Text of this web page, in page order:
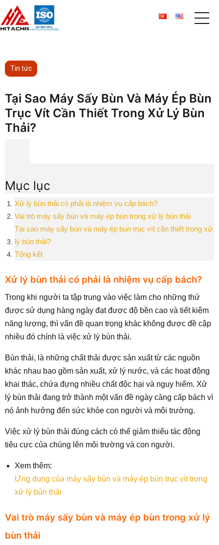
Tin tức
Tại Sao Máy Sấy Bùn Và Máy Ép Bùn
Trục Vít Cần Thiết Trong Xử Lý Bùn
Thải?
Mục lục
Xử lý bùn thải có phải là nhiệm vụ cấp bách?
Vai trò máy sấy bùn và máy ép bùn trong xử lý bùn thải
Tại sao máy sấy bùn và máy ép bùn trục vít cần thiết trong xử
lý bùn thải?
Tổng kết
Xử lý bùn thải có phải là nhiệm vụ cấp bách?
Trong khi người ta tập trung vào việc làm cho những thứ
được sử dụng hàng ngày đạt được độ bền cao và tiết kiệm
năng lượng, thì vấn đề quan trọng khác không được đề cập
nhiều đó chính là việc xử lý bùn thải.
Bùn thải, là những chất thải được sản xuất từ các nguồn
khác nhau bao gồm sản xuất, xử lý nước, và các hoạt động
khai thác, chứa đựng nhiều chất độc hại và nguy hiểm. Xử
lý bùn thải đang trở thành một vấn đề ngày càng cấp bách vì
nó ảnh hưởng đến sức khỏe con người và môi trường.
Việc xử lý bùn thải đúng cách có thể giảm thiểu tác động
tiêu cực của chúng lên môi trường và con người.
Xem thêm:
Ứng dụng của máy sấy bùn và máy ép bùn trục vít trong
xử lý bùn thải
Vai trò máy sấy bùn và máy ép bùn trong xử lý
bùn thải